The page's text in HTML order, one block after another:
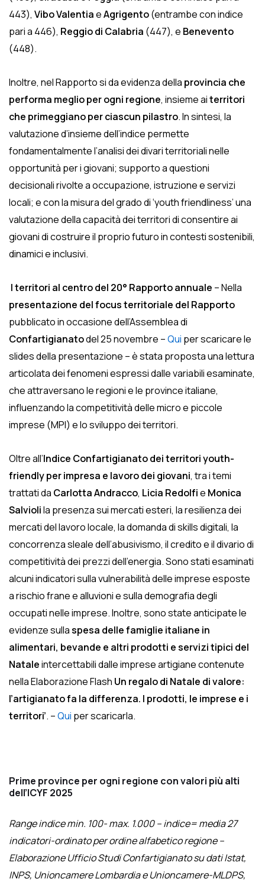
443), Vibo ValentiaeAgrigento(entrambe con indice
pari a 446), Reggio di Calabria (447), e Benevento
(448).
Inoltre, nel Rapporto si da evidenza della provincia che
performa meglio per ogni regione, insieme aiterritori
che primeggiano per ciascun pilastro. In sintesi, la
valutazione d’insieme dell’indice permette
fondamentalmente l’analisi dei divari territoriali nelle
opportunità per i giovani; supporto a questioni
decisionali rivolte a occupazione, istruzione e servizi
locali; e con la misura del grado di ‘youth friendliness’ una
valutazione della capacità dei territori di consentire ai
giovani di costruire il proprio futuro in contesti sostenibili,
dinamici e inclusivi.
I territori al centro del 20° Rapporto annuale – Nella
presentazione del focus territoriale del Rapporto
pubblicato in occasione dell’Assemblea di
Confartigianatodel 25 novembre –Qui per scaricare le
slides della presentazione – è stata proposta una lettura
articolata dei fenomeni espressi dalle variabili esaminate,
che attraversano le regioni e le province italiane,
influenzando la competitività delle micro e piccole
imprese (MPI) e lo sviluppo dei territori.
Oltre all’Indice Confartigianato dei territori youth-
friendly per impresa e lavoro dei giovani, tra i temi
trattati da Carlotta Andracco, Licia Redolfie Monica
Salviolila presenza sui mercati esteri, la resilienza dei
mercati del lavoro locale, la domanda di skills digitali, la
concorrenza sleale dell’abusivismo, il credito e il divario di
competitività dei prezzi dell’energia. Sono stati esaminati
alcuni indicatori sulla vulnerabilità delle imprese esposte
a rischio frane e alluvioni e sulla demografia degli
occupati nelle imprese. Inoltre, sono state anticipate le
evidenze sullaspesa delle famiglie italiane in
alimentari, bevande e altri prodotti e servizi tipici del
Nataleintercettabili dalle imprese artigiane contenute
nella Elaborazione Flash Un regalo di Natale di valore:
l’artigianato fa la differenza. I prodotti, le imprese e i
territori’. –Qui per scaricarla.
Prime province per ogni regione con valori più alti
dell’ICYF 2025
Range indice min. 100- max. 1.000 – indice= media 27
indicatori-ordinato per ordine alfabetico regione –
Elaborazione Ufficio Studi Confartigianato su dati Istat,
INPS, Unioncamere Lombardia e Unioncamere-MLDPS,